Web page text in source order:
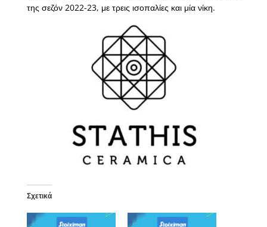
της σεζόν 2022-23, με τρεις ισοπαλίες και μία νίκη.
Σχετικά